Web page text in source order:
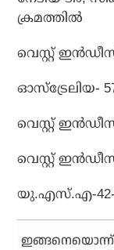
ക്രമത്തില്‍
വെസ്റ്റ്
ഓസ്‌ട്രേലിയ-
വെസ്റ്റ്
വെസ്റ്റ്
യു.എസ്.എ-42-
ഇങ്ങനെയൊന്ന്